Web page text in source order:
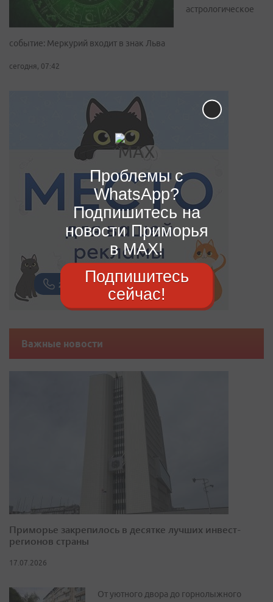
астрологическое
событие: Меркурий входит в знак Льва
сегодня, 07:42
Важные новости
Приморье закрепилось в десятке лучших инвест-
регионов страны
17.07.2026
От уютного двора до горнолыжного
Проблемы с
WhatsApp?
Подпишитесь на
новости Приморья
в MAX!
Подпишитесь
сейчас!